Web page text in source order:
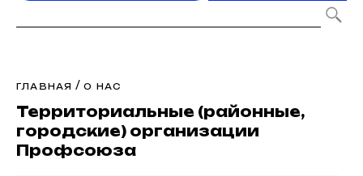
ГЛАВНАЯ /О НАС
Территориальные (районные,
городские) организации
Профсоюза